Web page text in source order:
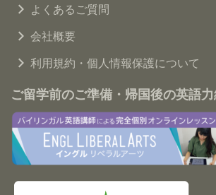
よくあるご質問
会社概要
利用規約・個人情報保護について
ご留学前のご準備・帰国後の英語力